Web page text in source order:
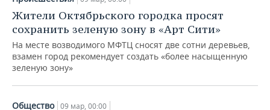
Жители Октябрьского городка просят
сохранить зеленую зону в «Арт Сити»
На месте возводимого МФТЦ сносят две сотни деревьев,
взамен город рекомендует создать «более насыщенную
зеленую зону»
Общество 09 мар, 00:00